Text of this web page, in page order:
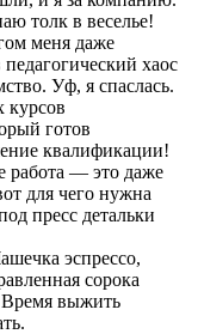
толк в веселье!
меня даже
хаос
Уф, я спаслась.
курсов
готов
квалификации!
работа — это даже
для чего нужна
пресс детальки
эспрессо,
сорока
выжить